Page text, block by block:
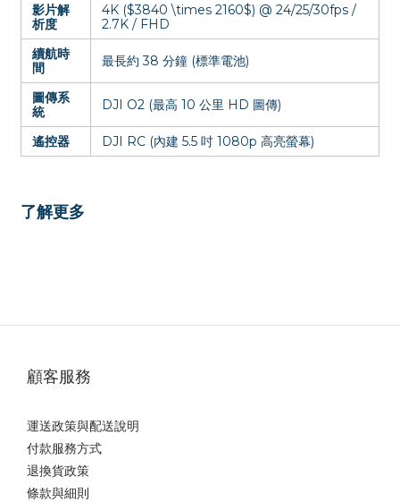
影片解
析度
4K ($3840 \times 2160$) @ 24/25/30fps /
2.7K / FHD
續航時
間
最長約 38 分鐘 (標準電池)
圖傳系
統
DJI O2 (最高 10 公里 HD 圖傳)
遙控器 DJI RC (內建 5.5 吋 1080p 高亮螢幕)
了解更多
顧客服務
運送政策與配送說明
付款服務方式
退換貨政策
條款與細則